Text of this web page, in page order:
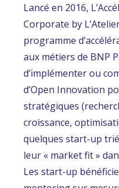
Lancé en 2016,
Corporate by
programme
aux métiers de BNP
d’implémenter ou
d’Open Innovation
stratégiques
croissance,
quelques start-up
leur « market fit »
Les start-up